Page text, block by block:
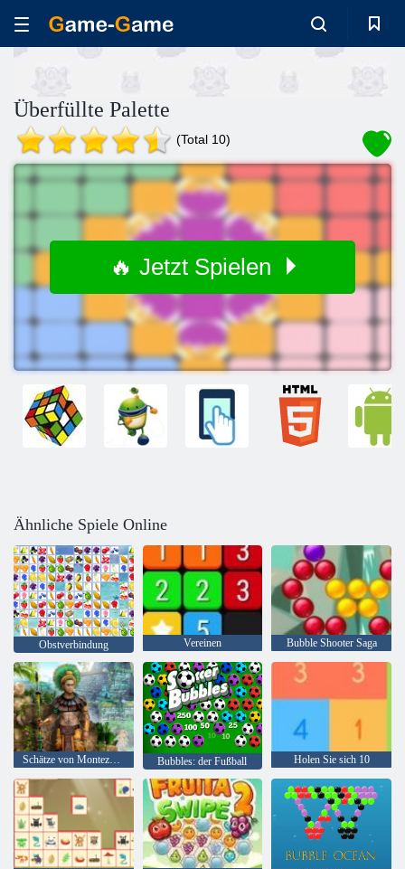
Überfüllte Palette
(Total 10)
🔥 Jetzt Spielen
Ähnliche Spiele Online
Obstverbindung Vereinen Bubble Shooter Saga
Schätze von Montezuma 2 Bubbles: der Fußball Holen Sie sich 10